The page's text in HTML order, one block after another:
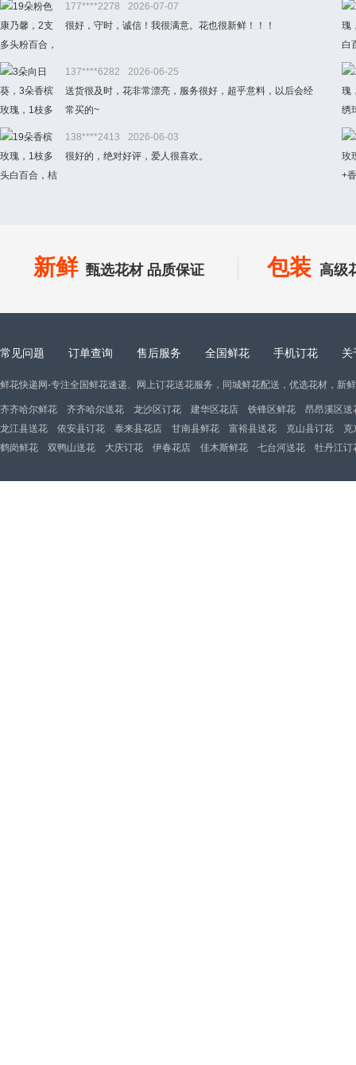
177****2278
2026-07-07
很好，守时，诚信！我很满意。花也很新鲜！！！
137****6282
2026-06-25
送货很及时，花非常漂亮，服务很好，超乎意料，以后会经
常买的~
138****2413
2026-06-03
很好的，绝对好评，爱人很喜欢。
新鲜 甄选花材 品质保证 包装 高级
常见问题 订单查询 售后服务 全国鲜花 手机订花 关
鲜花快递网-专注全国鲜花速递、网上订花送花服务，同城鲜花配送，优选花材，新
齐齐哈尔鲜花 齐齐哈尔送花 龙沙区订花 建华区花店 铁锋区鲜花
昂昂溪区送
龙江县送花
依安县订花 泰来县花店 甘南县鲜花 富裕县送花 克山县订花
克
鹤岗鲜花
双鸭山送花 大庆订花 伊春花店 佳木斯鲜花 七台河送花 牡丹江订